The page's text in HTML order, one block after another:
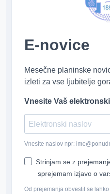
E-novice
Mesečne planinske
izleti za vse ljubitelje
Vnesite Vaš
Vnesite naslov npr:
Strinjam se z
sprejemam izjavo o
Od prejemanja obvestil se